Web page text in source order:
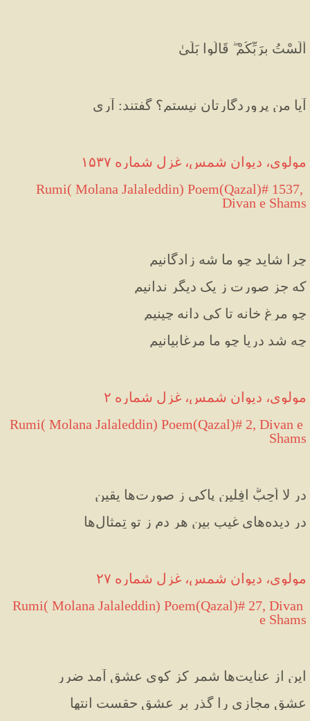
أَلَسْتُ بِرَبِّكُمْ ۖ قَالُوا بَلَىٰ
آيا من پروردگارتان نيستم؟ گفتند: آرى
مولوی، دیوان شمس، غزل شماره ۱۵۳۷
Rumi( Molana Jalaleddin) Poem(Qazal)# 1537,
Divan e Shams
چرا شاید چو ما شه زادگانیم
که جز صورت ز یک دیگر ندانیم
چو مرغِ خانه تا کی دانه چینیم
چه شد دریا چو ما مرغابیانیم
مولوی، دیوان شمس، غزل شماره ۲
Rumi( Molana Jalaleddin) Poem(Qazal)# 2, Divan e
Shams
در لا اُحِبُّ افِلین پاکی ز صورت‌ها یقین
در دیده‌های غیب بین هر دم ز تو تِمثال‌ها
مولوی، دیوان شمس، غزل شماره ۲۷
Rumi( Molana Jalaleddin) Poem(Qazal)# 27, Divan
e Shams
این از عنایت‌ها شمر کز کوی عشق آمد ضرر
عشق مجازی را گذر بر عشقِ حقست انتها